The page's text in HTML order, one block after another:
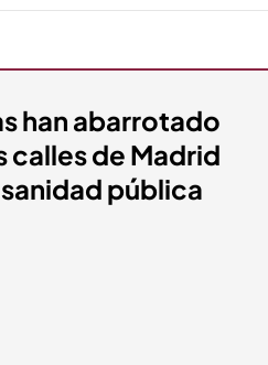
han abarrotado
calles de Madrid
pública